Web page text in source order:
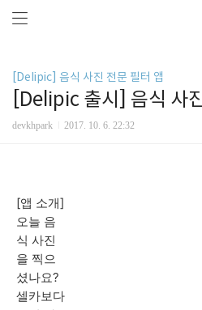
[Delipic] 음식 사진 전문 필터 앱
[Delipic 출시] 음식 사
devkhpark 2017. 10. 6. 22:32
[앱 소개]
오늘 음
식 사진
을 찍으
셨나요?
셀카보다